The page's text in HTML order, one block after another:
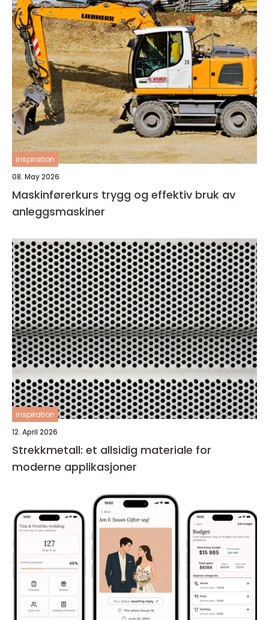
inspiration
08. May 2026
Maskinførerkurs trygg og effektiv bruk av
anleggsmaskiner
inspiration
12. April 2026
Strekkmetall: et allsidig materiale for
moderne applikasjoner